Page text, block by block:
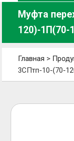
Муфта
120)-1П(70-
Главная >
3СПтп-10-(70-